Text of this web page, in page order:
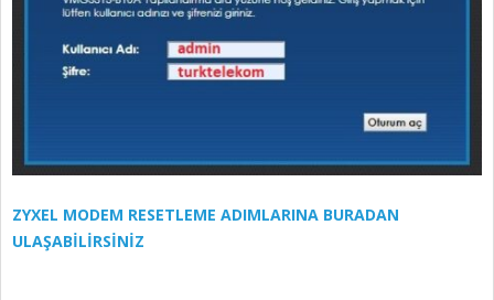
ZYXEL MODEM RESETLEME ADIMLARINA BURADAN
ULAŞABİLİRSİNİZ